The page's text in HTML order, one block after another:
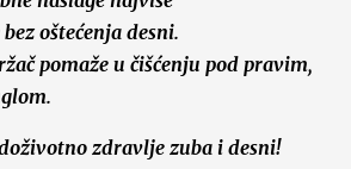
oštećenja desni.
pomaže u čišćenju pod pravim,
zdravlje zuba i desni!